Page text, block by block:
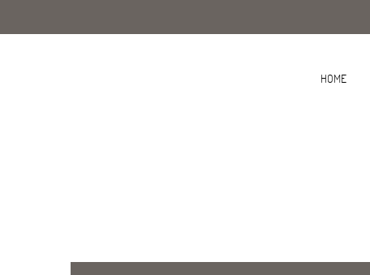
HOME